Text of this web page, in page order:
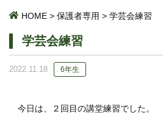
HOME > 保護者専用 > 学芸会練習
学芸会練習
2022.11.18 6年生
今日は、２回目の講堂練習でした。